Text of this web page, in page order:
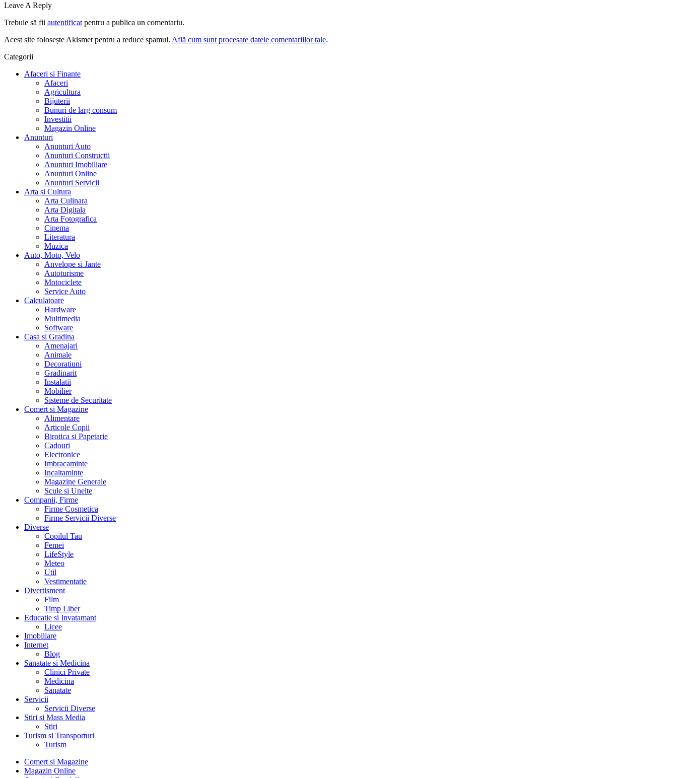
Leave A Reply
Trebuie să fii autentificat pentru a publica un comentariu.
Acest site folosește Akismet pentru a reduce spamul. Află cum sunt procesate datele comentariilor tale.
Categorii
Afaceri si Finante
Afaceri
Agricultura
Bijuterii
Bunuri de larg consum
Investitii
Magazin Online
Anunturi
Anunturi Auto
Anunturi Constructii
Anunturi Imobiliare
Anunturi Online
Anunturi Servicii
Arta si Cultura
Arta Culinara
Arta Digitala
Arta Fotografica
Cinema
Literatura
Muzica
Auto, Moto, Velo
Anvelope si Jante
Autoturisme
Motociclete
Service Auto
Calculatoare
Hardware
Multimedia
Software
Casa si Gradina
Amenajari
Animale
Decoratiuni
Gradinarit
Instalatii
Mobilier
Sisteme de Securitate
Comert si Magazine
Alimentare
Articole Copii
Birotica si Papetarie
Cadouri
Electronice
Imbracaminte
Incaltaminte
Magazine Generale
Scule si Unelte
Companii, Firme
Firme Cosmetica
Firme Servicii Diverse
Diverse
Copilul Tau
Femei
LifeStyle
Meteo
Util
Vestimentatie
Divertisment
Film
Timp Liber
Educatie si Invatamant
Licee
Imobiliare
Internet
Blog
Sanatate si Medicina
Clinici Private
Medicina
Sanatate
Servicii
Servicii Diverse
Stiri si Mass Media
Stiri
Turism si Transporturi
Turism
Comert si Magazine
Magazin Online